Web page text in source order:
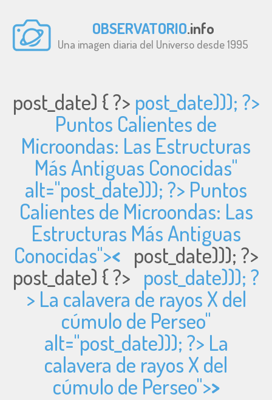
OBSERVATORIO.info
Una imagen diaria del Universo desde 1995
post_date) { ?> post_date))); ?>
Puntos Calientes de
Microondas: Las Estructuras
Más Antiguas Conocidas"
alt="post_date))); ?> Puntos
Calientes de Microondas: Las
Estructuras Más Antiguas
Conocidas">< post_date))); ?>
post_date) { ?> post_date))); ?
> La calavera de rayos X del
cúmulo de Perseo"
alt="post_date))); ?> La
calavera de rayos X del
cúmulo de Perseo">>